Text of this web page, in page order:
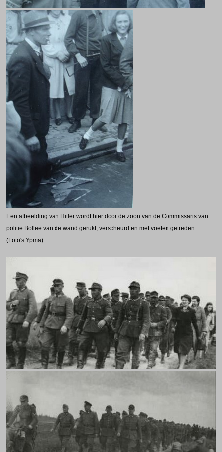
Een afbeelding van Hitler wordt hier door de zoon van de Commissaris van
politie Bollee van de wand gerukt, verscheurd en met voeten getreden....
(Foto's:Ypma)